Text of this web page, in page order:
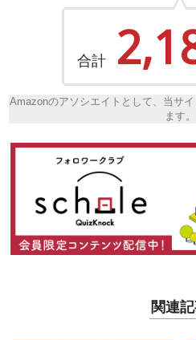
合計
Amazonのアソシエイトとして、当サ
ます。
関連